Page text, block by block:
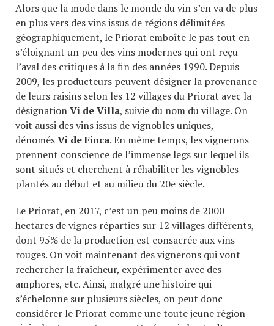
Alors que la mode dans le monde du vin s’en va de plus
en plus vers des vins issus de régions délimitées
géographiquement, le Priorat emboîte le pas tout en
s’éloignant un peu des vins modernes qui ont reçu
l’aval des critiques à la fin des années 1990. Depuis
2009, les producteurs peuvent désigner la provenance
de leurs raisins selon les 12 villages du Priorat avec la
désignationVi de Villa, suivie du nom du village. On
voit aussi des vins issus de vignobles uniques,
dénomésVi de Finca. En même temps, les vignerons
prennent conscience de l’immense legs sur lequel ils
sont situés et cherchent à réhabiliter les vignobles
plantés au début et au milieu du 20e siècle.
Le Priorat, en 2017, c’est un peu moins de 2000
hectares de vignes réparties sur 12 villages différents,
dont 95% de la production est consacrée aux vins
rouges. On voit maintenant des vignerons qui vont
rechercher la fraîcheur, expérimenter avec des
amphores, etc. Ainsi, malgré une histoire qui
s’échelonne sur plusieurs siècles, on peut donc
considérer le Priorat comme une toute jeune région